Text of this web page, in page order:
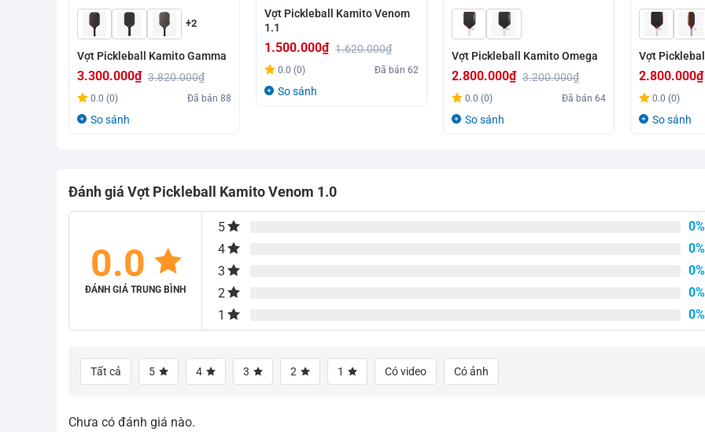
+2
Vợt Pickleball Kamito Gamma
3.820.000₫
Giá
gốc
3.300.000₫
Giá
hiện
0.0 (0) Đã bán88
So sánh
Vợt Pickleball Kamito Venom
1.1
1.620.000₫
Giá
gốc
1.500.000₫
Giá
hiện
0.0 (0) Đã bán62
So sánh
Vợt Pickleball Kamito Omega
3.200.000₫
Giá
gốc
2.800.000₫
Giá
hiện
0.0 (0) Đã bán64
So sánh
Vợt
Giá
gốc
2.800.000₫
Giá
hiện
0.0 (0)
So sánh
Đánh giá Vợt Pickleball Kamito Venom 1.0
0.0
ĐÁNH GIÁ TRUNG BÌNH
5 0%
4
0%
3
0%
2
0%
1
0%
Tất cả 5 4 3 2 1 Có video Có ảnh
Chưa có đánh giá nào.